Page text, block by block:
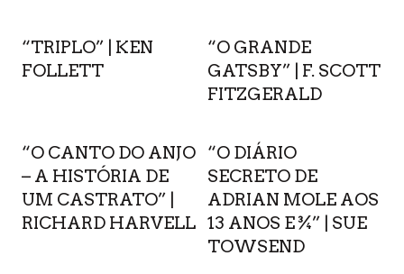
“TRIPLO” | KEN
FOLLETT
“O GRANDE
GATSBY” | F. SCOTT
FITZGERALD
“O CANTO DO ANJO
– A HISTÓRIA DE
UM CASTRATO” |
RICHARD HARVELL
“O DIÁRIO
SECRETO DE
ADRIAN MOLE AOS
13 ANOS E ¾” | SUE
TOWSEND